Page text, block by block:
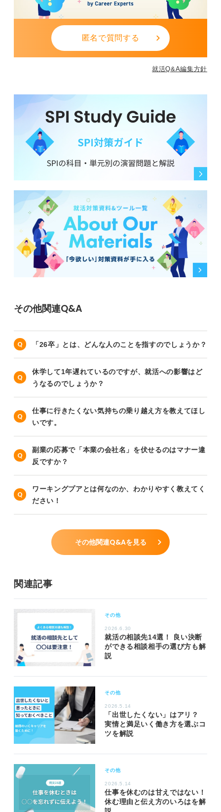
匿名で質問する
就活Q&A編集方針
その他関連Q&A
「26卒」とは、どんな人のことを指すのでしょうか？
休学して1年遅れているのですが、就活への影響はど
うなるのでしょうか？
仕事に行きたくない気持ちの乗り越え方を教えてほし
いです。
副業の応募で「本業の会社名」を伏せるのはマナー違
反ですか？
ワーキングプアとは何なのか、わかりやすく教えてく
ださい！
その他関連Q&Aを見る
関連記事
その他
2026.6.30
就活の相談先14選！ 良い決断
ができる相談相手の選び方も解
説
その他
2026.5.14
「出世したくない」はアリ？
実情と満足いく働き方を選ぶコ
ツを解説
その他
2026.5.14
仕事を休むのは甘えではない！
休む理由と伝え方のいろはを解